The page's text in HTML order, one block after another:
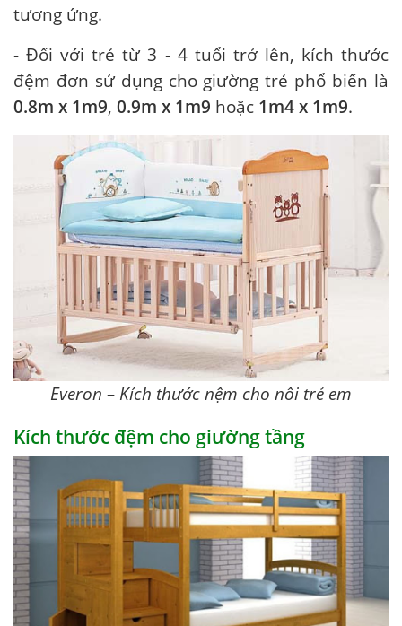
tương ứng.
- Đối với trẻ từ 3 - 4 tuổi trở lên, kích thước
đệm đơn sử dụng cho giường trẻ phổ biến là
0.8m x 1m9, 0.9m x 1m9 hoặc 1m4 x 1m9.
Everon – Kích thước nệm cho nôi trẻ em
Kích thước đệm cho giường tầng